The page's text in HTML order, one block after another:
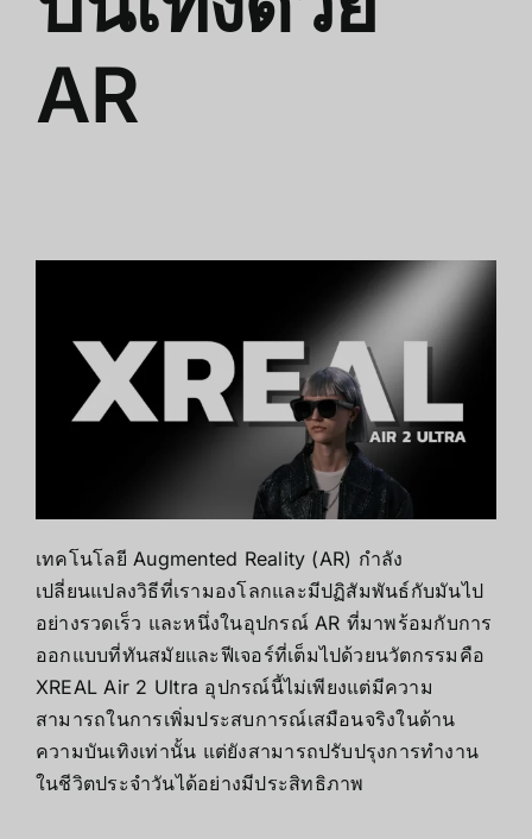
AR
เทคโนโลยี Augmented Reality (AR) กำลัง
เปลี่ยนแปลงวิธีที่เรามองโลกและมีปฏิสัมพันธ์กับมันไป
อย่างรวดเร็ว และหนึ่งในอุปกรณ์ AR ที่มาพร้อมกับการ
ออกแบบที่ทันสมัยและฟีเจอร์ที่เต็มไปด้วยนวัตกรรมคือ
XREAL Air 2 Ultra อุปกรณ์นี้ไม่เพียงแต่มีความ
สามารถในการเพิ่มประสบการณ์เสมือนจริงในด้าน
ความบันเทิงเท่านั้น แต่ยังสามารถปรับปรุงการทำงาน
ในชีวิตประจำวันได้อย่างมีประสิทธิภาพ